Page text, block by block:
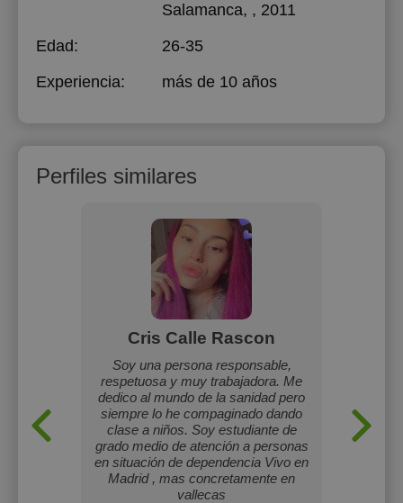
Salamanca, , 2011
Edad:
26-35
Experiencia:
más de 10 años
Perfiles similares
Cris Calle Rascon
Soy una persona responsable,
respetuosa y muy trabajadora. Me
dedico al mundo de la sanidad pero
siempre lo he compaginado dando
clase a niños. Soy estudiante de
grado medio de atención a personas
en situación de dependencia Vivo en
Madrid , mas concretamente en
vallecas